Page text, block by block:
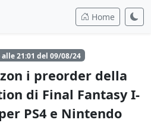
Home
21:01 del 09/08/24
i preorder della
di Final Fantasy I-
PS4 e Nintendo